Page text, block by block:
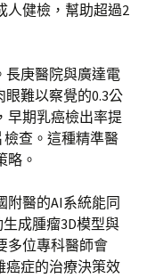
人健檢，幫助超過2
長庚醫院與廣達電
難以察覺的0.3公
早期乳癌檢出率提
檢查。這種精準醫
略。
附醫的AI系統能同
成腫瘤3D模型與
多位專科醫師會
癌症的治療決策效